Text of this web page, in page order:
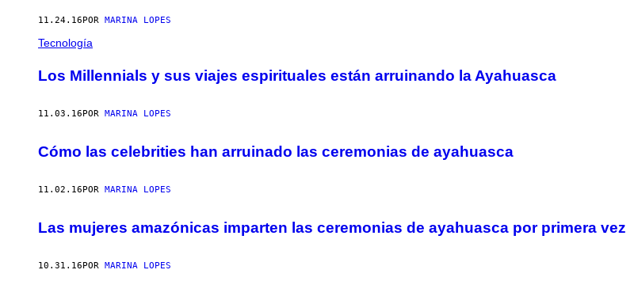
THIS
AUTHOR
11.24.16 POR MARINA LOPES
Tecnología
Los Millennials y sus viajes espirituales están arruinando la Ayahuasca
11.03.16 POR MARINA LOPES
Cómo las celebrities han arruinado las ceremonias de ayahuasca
11.02.16 POR MARINA LOPES
Las mujeres amazónicas imparten las ceremonias de ayahuasca por primera vez
10.31.16 POR MARINA LOPES